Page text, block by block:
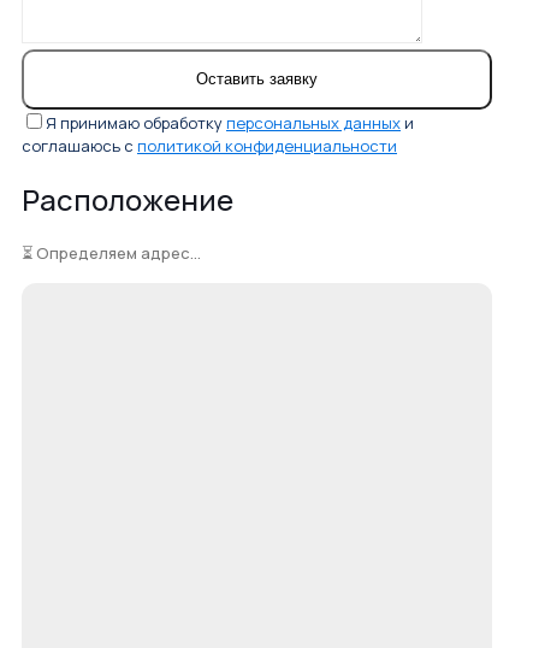
Я принимаю обработкуперсональных данных и
соглашаюсь с политикой конфиденциальности
Расположение
⏳ Определяем адрес...